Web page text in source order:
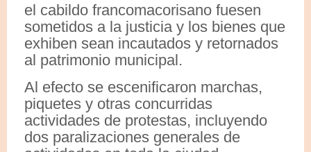
el cabildo francomacorisano fuesen
sometidos a la justicia y los bienes que
exhiben sean incautados y retornados
al patrimonio municipal.
Al efecto se escenificaron marchas,
piquetes y otras concurridas
actividades de protestas, incluyendo
dos paralizaciones generales de